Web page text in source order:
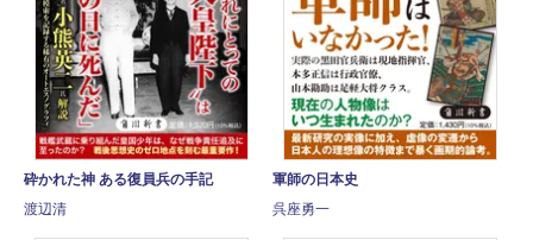
砕かれた神 ある復員兵の手記
渡辺清
軍師の日本史
呉座勇一